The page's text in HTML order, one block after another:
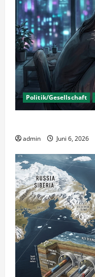
Politik/Gesellschaft
admin Juni 6, 2026